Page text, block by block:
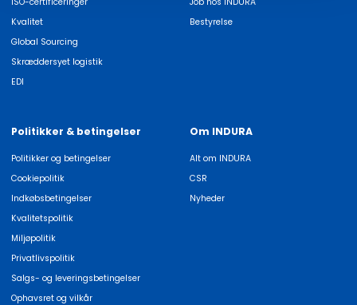
Kvalitet
Global Sourcing
Skræddersyet logistik
EDI
Bestyrelse
Politikker & betingelser
Politikker og betingelser
Cookiepolitik
Indkøbsbetingelser
Kvalitetspolitik
Miljøpolitik
Privatlivspolitik
Salgs- og leveringsbetingelser
Ophavsret og vilkår
Om INDURA
Alt om INDURA
CSR
Nyheder